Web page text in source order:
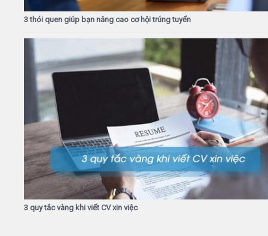
3 thói quen giúp bạn nâng cao cơ hội trúng tuyển
3 quy tắc vàng khi viết CV xin việc